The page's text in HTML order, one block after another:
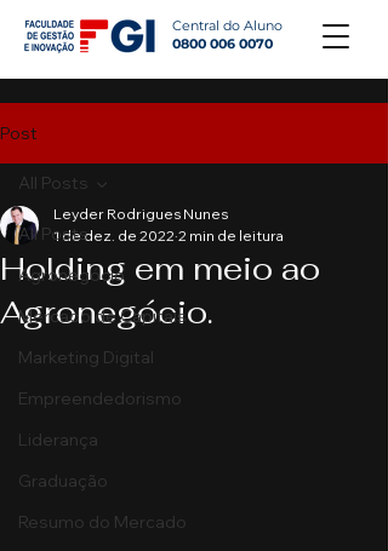
Central do Aluno
0800 006 0070
Post
All Posts
Agronegócio
Mercado de Capitais
Marketing Digital
Empreendedorismo
Liderança
Graduação
Resumo do Mercado
All Posts
Holding em meio ao
Agronegócio.
Leyder Rodrigues Nunes
1 de dez. de 2022 2 min de leitura